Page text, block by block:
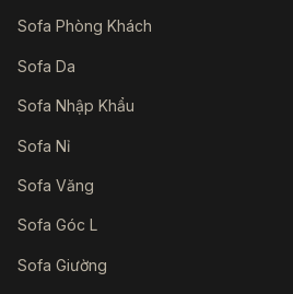
Sofa Phòng Khách
Sofa Da
Sofa Nhập Khẩu
Sofa Nỉ
Sofa Văng
Sofa Góc L
Sofa Giường